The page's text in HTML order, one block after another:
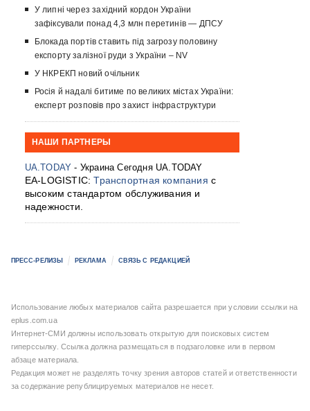
У липні через західний кордон України
зафіксували понад 4,3 млн перетинів — ДПСУ
Блокада портів ставить під загрозу половину
експорту залізної руди з України – NV
У НКРЕКП новий очільник
Росія й надалі битиме по великих містах України:
експерт розповів про захист інфраструктури
НАШИ ПАРТНЕРЫ
UA.TODAY - Украина Сегодня UA.TODAY
EA-LOGISTIC:Транспортная компания с
высоким стандартом обслуживания и
надежности.
ПРЕСС-РЕЛИЗЫ РЕКЛАМА СВЯЗЬ С РЕДАКЦИЕЙ
Использование любых материалов сайта разрешается при условии ссылки на
eplus.com.ua
Интернет-СМИ должны использовать открытую для поисковых систем
гиперссылку. Ссылка должна размещаться в подзаголовке или в первом
абзаце материала.
Редакция может не разделять точку зрения авторов статей и ответственности
за содержание републицируемых материалов не несет.